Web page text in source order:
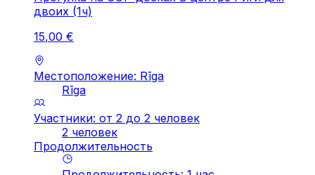
двоих (1ч)
15,00 €
Местоположение: Rīga
Rīga
Участники: от 2 до 2 человек
2 человек
Продолжительность